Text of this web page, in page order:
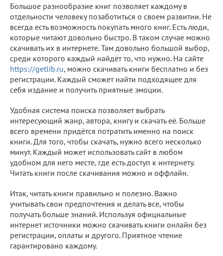
Большое разнообразие книг позволяет каждому в
отдельности человеку позаботиться о своем развитии. Не
всегда есть возможность покупать много книг. Есть люди,
которые читают довольно быстро. В таком случае можно
скачивать их в интернете. Там довольно большой выбор,
среди которого каждый найдёт то, что нужно. На сайте
https://getlib.ru, можно скачивать книги бесплатно и без
регистрации. Каждый сможет найти подходящее для
себя издание и получить приятные эмоции.
Удобная система поиска позволяет выбрать
интересующий жанр, автора, книгу и скачать её. Больше
всего времени придётся потратить именно на поиск
книги. Для того, чтобы скачать, нужно всего несколько
минут. Каждый может использовать сайт в любом
удобном для него месте, где есть доступ к интернету.
Читать книги после скачивания можно и оффлайн.
Итак, читать книги правильно и полезно. Важно
учитывать свои предпочтения и делать все, чтобы
получать больше знаний. Используя официальные
интернет источники можно скачивать книги онлайн без
регистрации, оплаты и другого. Приятное чтение
гарантировано каждому.